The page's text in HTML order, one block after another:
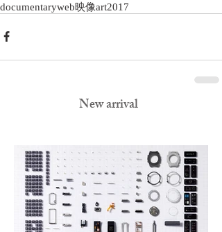
documentaryweb映像art2017
New arrival